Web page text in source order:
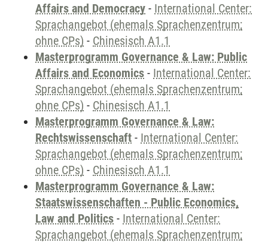
Affairs and Democracy - International Center:
Sprachangebot (ehemals Sprachenzentrum;
ohne CPs) - Chinesisch A1.1
Masterprogramm Governance & Law: Public
Affairs and Economics - International Center:
Sprachangebot (ehemals Sprachenzentrum;
ohne CPs) - Chinesisch A1.1
Masterprogramm Governance & Law:
Rechtswissenschaft - International Center:
Sprachangebot (ehemals Sprachenzentrum;
ohne CPs) - Chinesisch A1.1
Masterprogramm Governance & Law:
Staatswissenschaften - Public Economics,
Law and Politics - International Center:
Sprachangebot (ehemals Sprachenzentrum;